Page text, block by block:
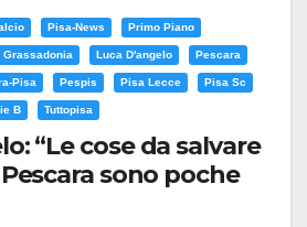
Pisa-News Primo Piano
Grassadonia Luca D'angelo Pescara
Pisa Pespis Pisa Lecce Pisa Sc
B Tuttopisa
“Le cose da salvare
sono poche
già da lunedì”